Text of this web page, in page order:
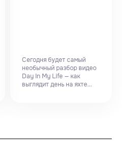
Сегодня будет самый
необычный разбор видео
Day In My Life — как
выглядит день на яхте...